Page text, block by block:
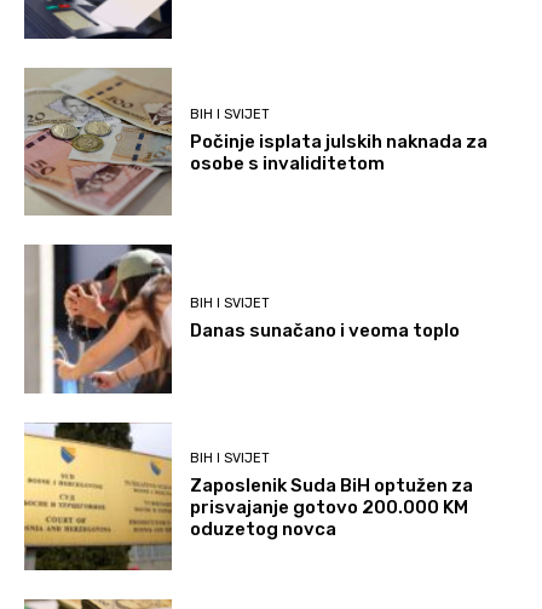
BIH I SVIJET
Počinje isplata julskih naknada za
osobe s invaliditetom
BIH I SVIJET
Danas sunačano i veoma toplo
BIH I SVIJET
Zaposlenik Suda BiH optužen za
prisvajanje gotovo 200.000 KM
oduzetog novca